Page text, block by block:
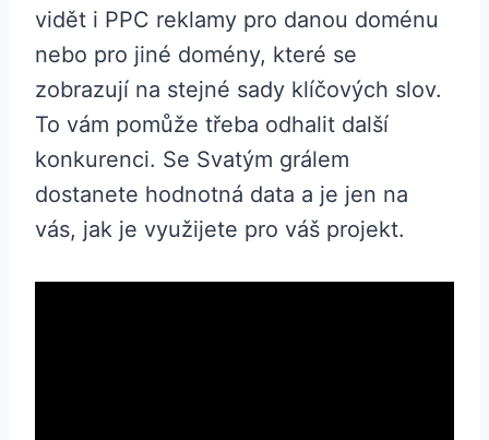
vidět i PPC reklamy pro danou doménu
nebo pro jiné domény, které se
zobrazují na stejné sady klíčových slov.
To vám pomůže třeba odhalit další
konkurenci. Se Svatým grálem
dostanete hodnotná data a je jen na
vás, jak je využijete pro váš projekt.